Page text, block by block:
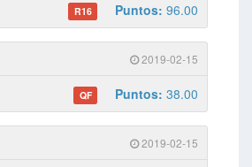
R16 Puntos: 96.00
2019-02-15
QF Puntos: 38.00
2019-02-15